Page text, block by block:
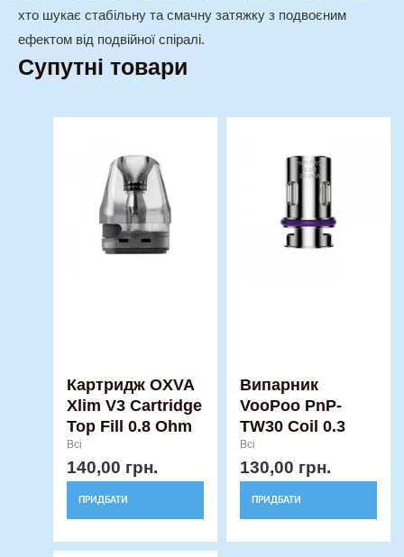
хто шукає стабільну та смачну затяжку з подвоєним
ефектом від подвійної спіралі.
Супутні товари
Картридж OXVA
Xlim V3 Cartridge
Top Fill 0.8 Ohm
Всі
140,00 грн.
ПРИДБАТИ
Випарник
VooPoo PnP-
TW30 Coil 0.3
Всі
130,00 грн.
ПРИДБАТИ